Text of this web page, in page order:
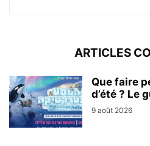
ARTICLES
Que faire
d’été ? Le
9 août 2026